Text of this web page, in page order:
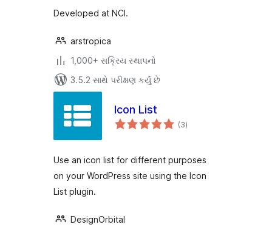
Developed at NCI.
arstropica
1,000+ સક્રિય સ્થાપનો
3.5.2 સાથે પરીક્ષણ કર્યું છે
Icon List
(3કુલ
રેટિંગ્સ
)
Use an icon list for different purposes
on your WordPress site using the Icon
List plugin.
DesignOrbital